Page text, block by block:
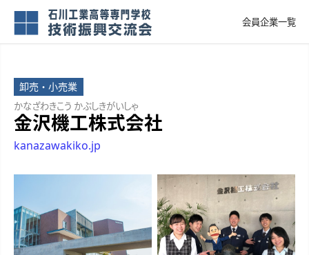
会員企業一覧
卸売・小売業
金沢機工株式会社
かなざわきこう かぶしきがいしゃ
kanazawakiko.jp